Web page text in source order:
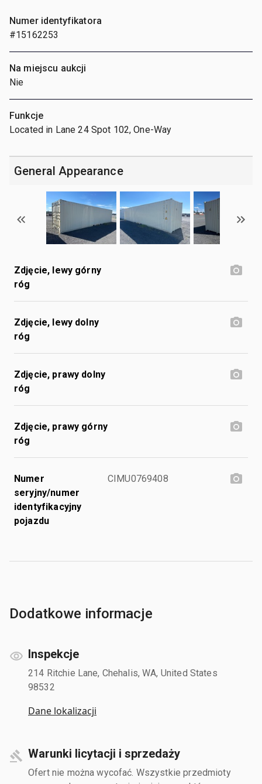
Numer identyfikatora
#15162253
Na miejscu aukcji
Nie
Funkcje
Located in Lane 24 Spot 102, One-Way
General Appearance
Zdjęcie, lewy górny
róg
Zdjęcie, lewy dolny
róg
Zdjęcie, prawy dolny
róg
Zdjęcie, prawy górny
róg
Numer
seryjny/numer
identyfikacyjny
pojazdu
CIMU0769408
Dodatkowe informacje
Inspekcje
214 Ritchie Lane, Chehalis, WA, United States
98532
Dane lokalizacji
Warunki licytacji i sprzedaży
Ofert nie można wycofać. Wszystkie przedmioty